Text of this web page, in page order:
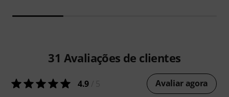
31 Avaliações de clientes
4.9 Avaliar agora